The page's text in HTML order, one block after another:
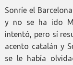
Sonríe el
y no se ha ido
intentó, pero sí
acento catalán y
se le había